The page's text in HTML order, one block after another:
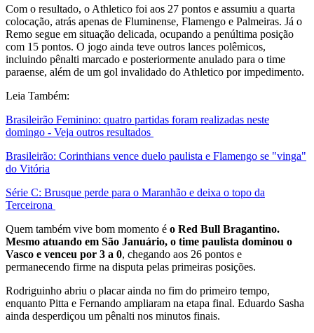
Com o resultado, o Athletico foi aos 27 pontos e assumiu a quarta
colocação, atrás apenas de Fluminense, Flamengo e Palmeiras. Já o
Remo segue em situação delicada, ocupando a penúltima posição
com 15 pontos. O jogo ainda teve outros lances polêmicos,
incluindo pênalti marcado e posteriormente anulado para o time
paraense, além de um gol invalidado do Athletico por impedimento.
Leia Também:
Brasileirão Feminino: quatro partidas foram realizadas neste
domingo - Veja outros resultados
Brasileirão: Corinthians vence duelo paulista e Flamengo se "vinga"
do Vitória
Série C: Brusque perde para o Maranhão e deixa o topo da
Terceirona
Quem também vive bom momento é o Red Bull Bragantino.
Mesmo atuando em São Januário, o time paulista dominou o
Vasco e venceu por 3 a 0, chegando aos 26 pontos e
permanecendo firme na disputa pelas primeiras posições.
Rodriguinho abriu o placar ainda no fim do primeiro tempo,
enquanto Pitta e Fernando ampliaram na etapa final. Eduardo Sasha
ainda desperdiçou um pênalti nos minutos finais.